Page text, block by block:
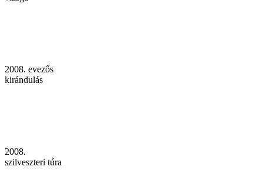
2008. evezős
kirándulás
2008.
szilveszteri túra